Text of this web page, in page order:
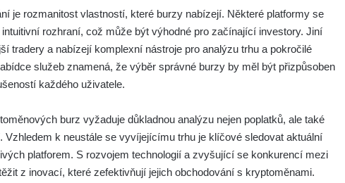
je rozmanitost vlastností, které burzy nabízejí. Některé platformy se
rozhraní, což může být výhodné pro začínající investory. Jiní
tradery a nabízejí komplexní nástroje pro analýzu trhu a pokročilé
služeb znamená, že výběr správné burzy by měl být přizpůsoben
každého uživatele.
burz vyžaduje důkladnou analýzu nejen poplatků, ale také
Vzhledem k neustále se vyvíjejícímu trhu je klíčové sledovat aktuální
platforem. S rozvojem technologií a zvyšující se konkurencí mezi
z inovací, které zefektivňují jejich obchodování s kryptoměnami.